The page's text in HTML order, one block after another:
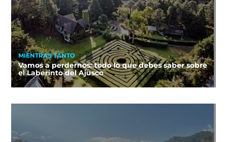
MIENTRAS TANTO
Vamos a perdernos: todo lo que debes saber sobre
el Laberinto del Ajusco